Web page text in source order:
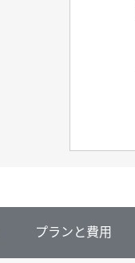
プランと費用